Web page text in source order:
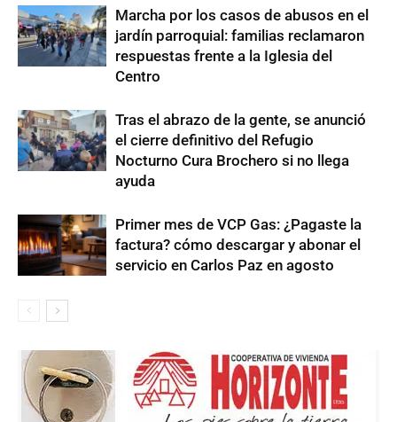
Marcha por los casos de abusos en el
jardín parroquial: familias reclamaron
respuestas frente a la Iglesia del
Centro
Tras el abrazo de la gente, se anunció
el cierre definitivo del Refugio
Nocturno Cura Brochero si no llega
ayuda
Primer mes de VCP Gas: ¿Pagaste la
factura? cómo descargar y abonar el
servicio en Carlos Paz en agosto